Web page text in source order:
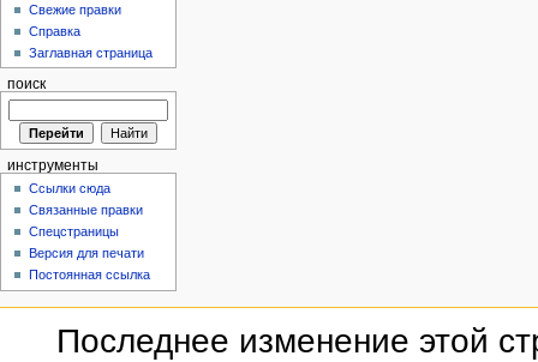
Свежие правки
Справка
Заглавная страница
поиск
инструменты
Ссылки сюда
Связанные правки
Спецстраницы
Версия для печати
Постоянная ссылка
Последнее изменение этой